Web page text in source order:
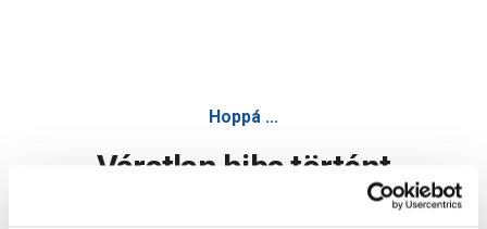
Hoppá ...
Váratlan hiba történt